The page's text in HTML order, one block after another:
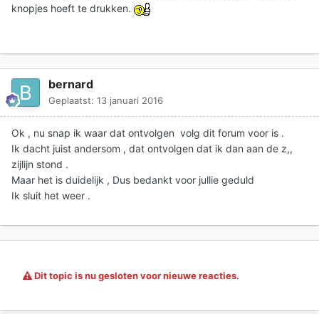
knopjes hoeft te drukken.
bernard
Geplaatst: 13 januari 2016
Ok , nu snap ik waar dat ontvolgen volg dit forum voor is .
Ik dacht juist andersom , dat ontvolgen dat ik dan aan de z,,
zijlijn stond .
Maar het is duidelijk , Dus bedankt voor jullie geduld
Ik sluit het weer .
Dit topic is nu gesloten voor nieuwe reacties.